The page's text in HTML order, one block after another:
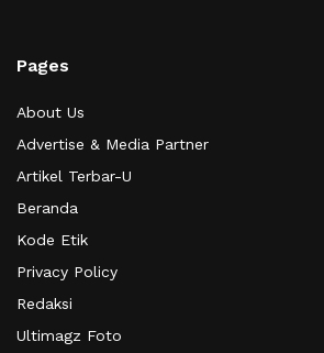
Pages
About Us
Advertise & Media Partner
Artikel Terbar-U
Beranda
Kode Etik
Privacy Policy
Redaksi
Ultimagz Foto